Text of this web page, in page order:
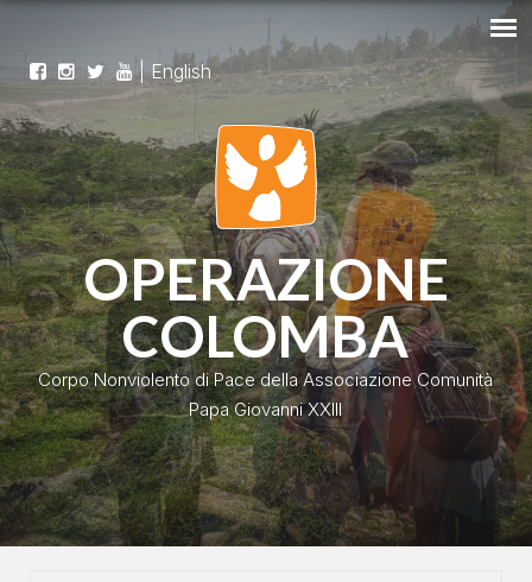
|English
OPERAZIONE
COLOMBA
Corpo Nonviolento di Pace della Associazione Comunità
Papa Giovanni XXIII